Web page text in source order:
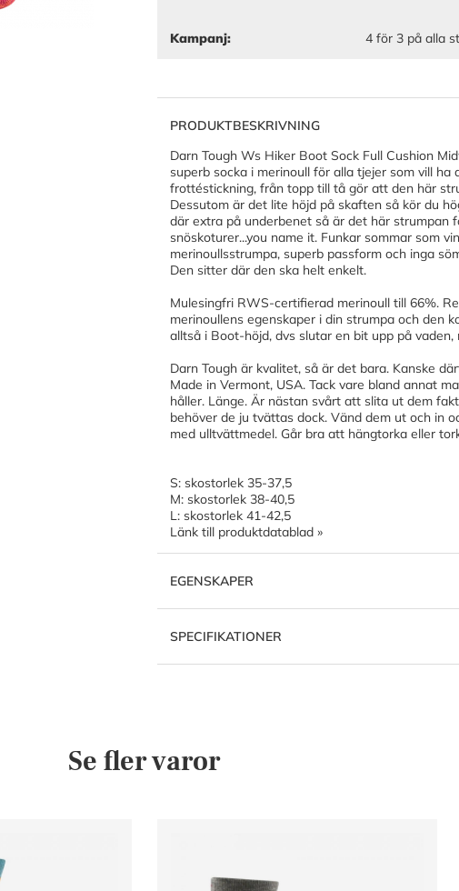
Kampanj: 4 för 3 på alla
PRODUKTBESKRIVNING
Darn Tough Ws Hiker Boot Sock Full Cushion
superb socka i merinoull för alla tjejer som vill ha
frottéstickning, från topp till tå gör att den här
Dessutom är det lite höjd på skaften så kör du
där extra på underbenet så är det här strumpan
snöskoturer...you name it. Funkar sommar som
merinoullsstrumpa, superb passform och inga
Den sitter där den ska helt enkelt.
Mulesingfri RWS-certifierad merinoull till 66%.
merinoullens egenskaper i din strumpa och den
alltså i Boot-höjd, dvs slutar en bit upp på
Darn Tough är kvalitet, så är det bara. Kanske
Made in Vermont, USA. Tack vare bland annat
håller. Länge. Är nästan svårt att slita ut dem
behöver de ju tvättas dock. Vänd dem ut och in
med ulltvättmedel. Går bra att hängtorka eller
S: skostorlek 35-37,5
M: skostorlek 38-40,5
L: skostorlek 41-42,5
Länk till produktdatablad »
EGENSKAPER
SPECIFIKATIONER
Se fler varor